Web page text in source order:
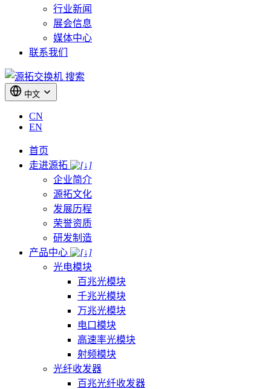
行业新闻
展会信息
媒体中心
联系我们
搜索
中文
CN
EN
首页
走进源拓
企业简介
源拓文化
发展历程
荣誉资质
研发制造
产品中心
光电模块
百兆光模块
千兆光模块
万兆光模块
电口模块
高速率光模块
射频模块
光纤收发器
百兆光纤收发器